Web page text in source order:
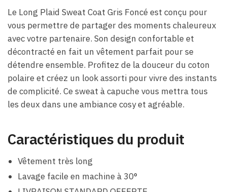
Le Long Plaid Sweat Coat Gris Foncé est conçu pour
vous permettre de partager des moments chaleureux
avec votre partenaire. Son design confortable et
décontracté en fait un vêtement parfait pour se
détendre ensemble. Profitez de la douceur du coton
polaire et créez un look assorti pour vivre des instants
de complicité. Ce sweat à capuche vous mettra tous
les deux dans une ambiance cosy et agréable.
Caractéristiques du produit
Vêtement très long
Lavage facile en machine à 30°